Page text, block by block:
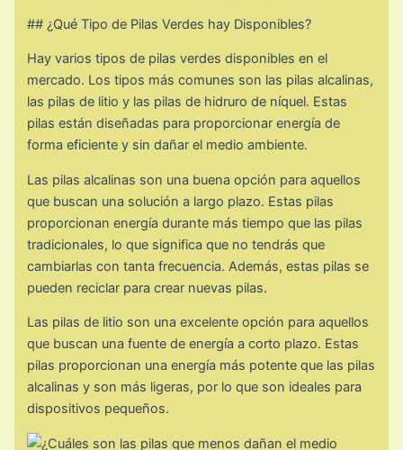
## ¿Qué Tipo de Pilas Verdes hay Disponibles?
Hay varios tipos de pilas verdes disponibles en el
mercado. Los tipos más comunes son las pilas alcalinas,
las pilas de litio y las pilas de hidruro de níquel. Estas
pilas están diseñadas para proporcionar energía de
forma eficiente y sin dañar el medio ambiente.
Las pilas alcalinas son una buena opción para aquellos
que buscan una solución a largo plazo. Estas pilas
proporcionan energía durante más tiempo que las pilas
tradicionales, lo que significa que no tendrás que
cambiarlas con tanta frecuencia. Además, estas pilas se
pueden reciclar para crear nuevas pilas.
Las pilas de litio son una excelente opción para aquellos
que buscan una fuente de energía a corto plazo. Estas
pilas proporcionan una energía más potente que las pilas
alcalinas y son más ligeras, por lo que son ideales para
dispositivos pequeños.